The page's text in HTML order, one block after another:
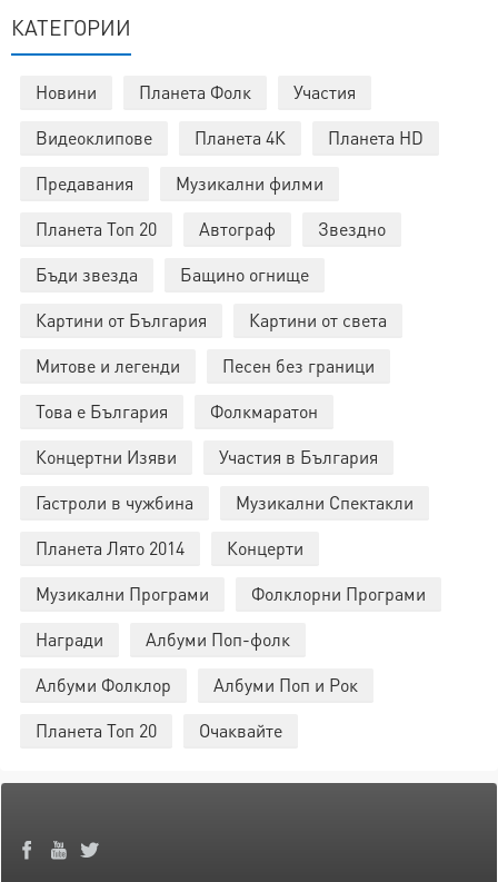
КАТЕГОРИИ
Новини Планета Фолк
Участия
Видеоклипове
Планета 4К
Планета HD
Предавания
Музикални филми
Планета Топ 20
Автограф
Звездно
Бъди звезда
Бащино огнище
Картини от България
Картини от света
Митове и легенди
Песен без граници
Това е България
Фолкмаратон
Концертни Изяви
Участия в България
Гастроли в чужбина
Музикални Спектакли
Планета Лято 2014
Концерти
Музикални Програми
Фолклорни Програми
Награди
Албуми Поп-фолк
Албуми Фолклор
Албуми Поп и Рок
Планета Топ 20
Очаквайте